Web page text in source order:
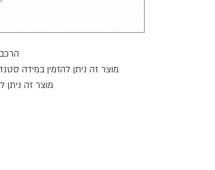
הרכב
מוצר זה ניתן להזמין במידה
מוצר זה ניתן